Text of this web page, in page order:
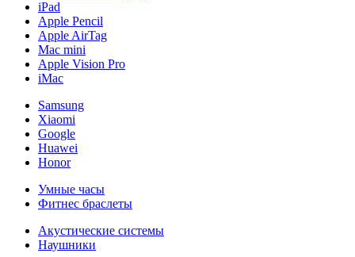
iPad
Apple Pencil
Apple AirTag
Mac mini
Apple Vision Pro
iMac
Samsung
Xiaomi
Google
Huawei
Honor
Умные часы
Фитнес браслеты
Акустические системы
Наушники